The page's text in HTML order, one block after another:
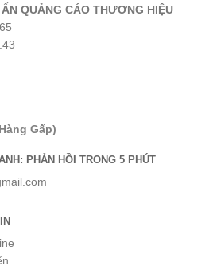
QUẢNG CÁO THƯƠNG HIỆU
Gấp)
PHẢN HỒI TRONG 5 PHÚT